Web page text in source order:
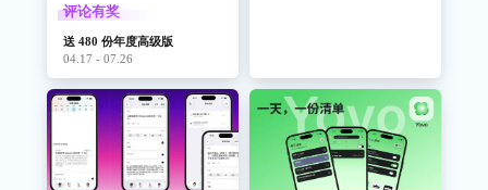
评论有奖
送 480 份年度高级版
04.17 - 07.26